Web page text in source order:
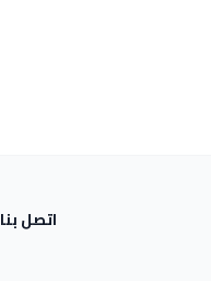
اتصل بنا